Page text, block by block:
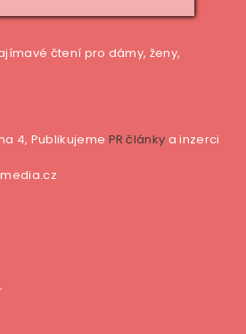
čtení pro dámy, ženy,
4, Publikujeme PR články a inzerci